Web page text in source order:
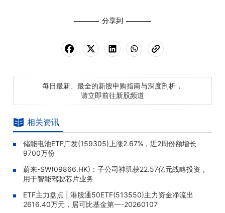
分享到
每日最新、最全的新股申购指南与深度剖析，
请立即前往新股频道
相关资讯
储能电池ETF广发(159305)上涨2.67%，近2周份额增长
9700万份
蔚来-SW(09866.HK)：子公司神玑获22.57亿元战略投资，
用于智能驾驶芯片业务
ETF主力盘点 | 港股通50ETF(513550)主力资金净流出
2616.40万元，居可比基金第一-20260107